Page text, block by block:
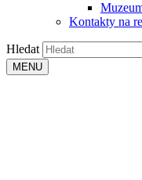
Kontakty na
Hledat
MENU